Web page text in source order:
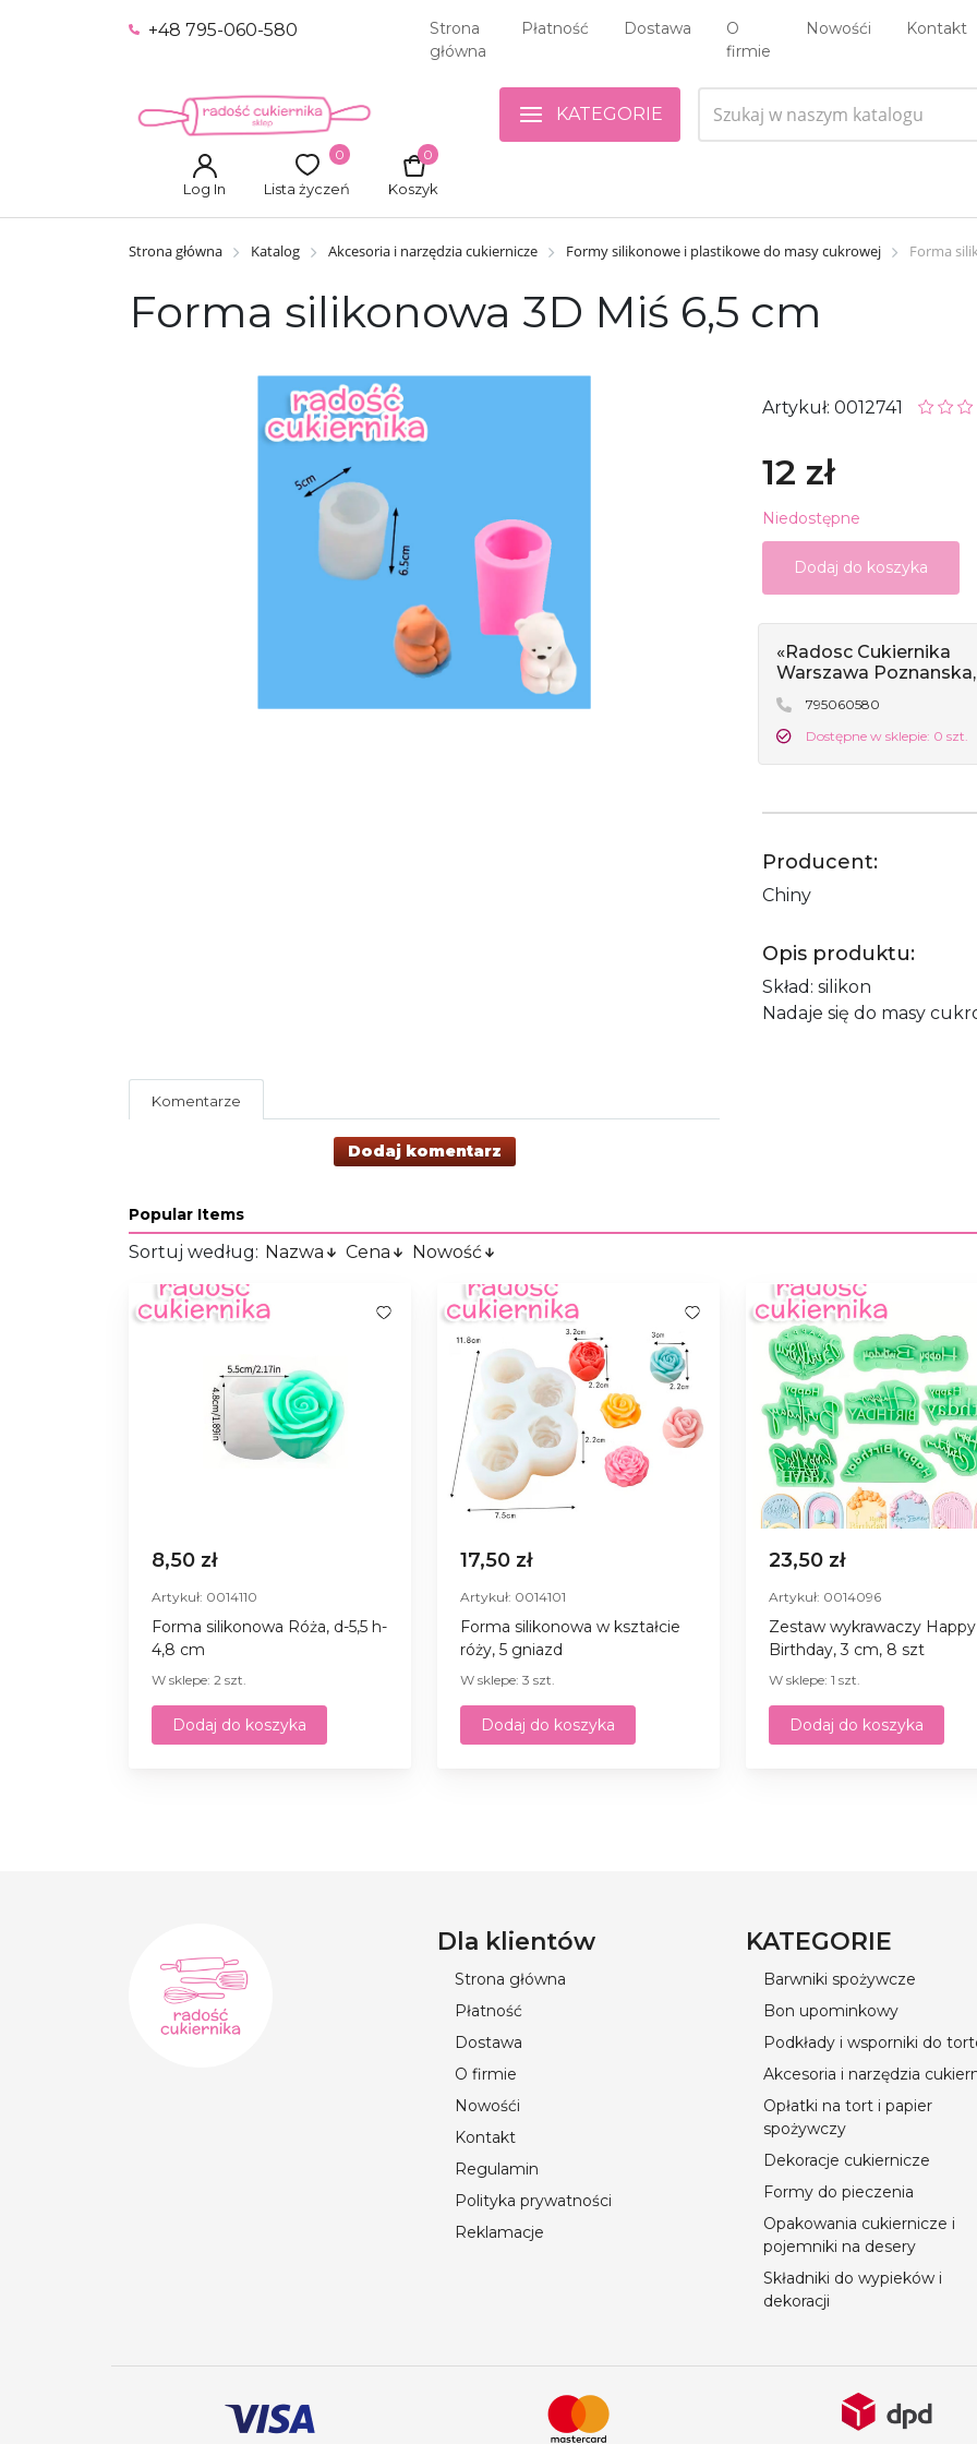
+48 795-060-580
Strona
główna
Płatność Dostawa
O
firmie
Nowośći Kontakt
Log In Lista życzeń
0
Koszyk
0
KATEGORIE
Strona główna Katalog Akcesoria i narzędzia cukiernicze Formy silikonowe i plastikowe do masy cukrowej Forma
Forma silikonowa 3D Miś 6,5 cm
Artykuł: 0012741
12 zł
Niedostępne
Dodaj do koszyka
«Radosc Cukiernika
Warszawa
795060580
Dostępne w sklepie: 0 szt.
Producent:
Chiny
Opis produktu:
Skład: silikon
Nadaje się do masy
Komentarze
Dodaj komentarz
Popular Items
Sortuj według: Nazwa Cena Nowość
8,50 zł
Artykuł: 0014110
Forma silikonowa Róża, d-5,5 h-
4,8 cm
W sklepe: 2 szt.
Dodaj do koszyka
17,50 zł
Artykuł: 0014101
Forma silikonowa w kształcie
róży, 5 gniazd
W sklepe: 3 szt.
Dodaj do koszyka
23,50 zł
Artykuł: 0014096
Zestaw wykrawaczy Happy
Birthday, 3 cm, 8 szt
W sklepe: 1 szt.
Dodaj do koszyka
Dla klientów
Strona główna
Płatność
Dostawa
O firmie
Nowośći
Kontakt
Regulamin
Polityka prywatności
Reklamacje
KATEGORIE
Barwniki spożywcze
Bon upominkowy
Podkłady i wsporniki do
Akcesoria i narzędzia
Opłatki na tort i papier
spożywczy
Dekoracje cukiernicze
Formy do pieczenia
Opakowania cukiernicze i
pojemniki na desery
Składniki do wypieków i
dekoracji